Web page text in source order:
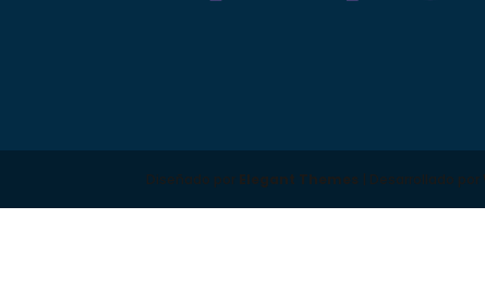
Diseñado por Elegant Themes | Desarrollado por